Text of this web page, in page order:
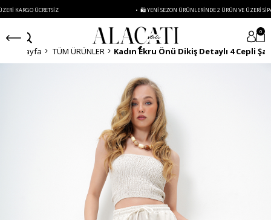
ÜCRETSIZ • 🛍️ YENI SEZON ÜRÜNLERINDE 2 ÜRÜN VE ÜZERI
0
Anasayfa TÜM ÜRÜNLER